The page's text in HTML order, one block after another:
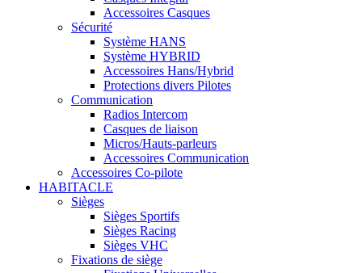
Accessoires Casques
Sécurité
Système HANS
Système HYBRID
Accessoires Hans/Hybrid
Protections divers Pilotes
Communication
Radios Intercom
Casques de liaison
Micros/Hauts-parleurs
Accessoires Communication
Accessoires Co-pilote
HABITACLE
Sièges
Sièges Sportifs
Sièges Racing
Sièges VHC
Fixations de siège